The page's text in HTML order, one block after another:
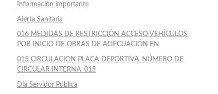
Información importante
Alerta Sanitaria
016 MEDIDAS DE RESTRICCIÓN ACCESO VEHÍCULOS
POR INICIO DE OBRAS DE ADECUACIÓN EN
015 CIRCULACION PLACA DEPORTIVA_NÚMERO DE
CIRCULAR INTERNA_015
Día Servidor Pública